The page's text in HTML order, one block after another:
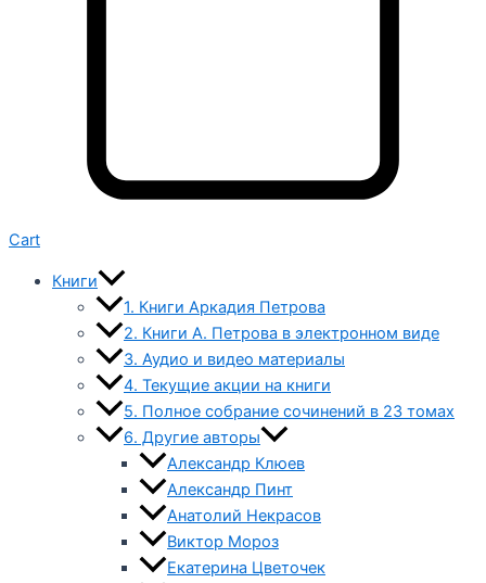
Cart
Книги
1. Книги Аркадия Петрова
2. Книги А. Петрова в электронном виде
3. Аудио и видео материалы
4. Текущие акции на книги
5. Полное собрание сочинений в 23 томах
6. Другие авторы
Александр Клюев
Александр Пинт
Анатолий Некрасов
Виктор Мороз
Екатерина Цветочек